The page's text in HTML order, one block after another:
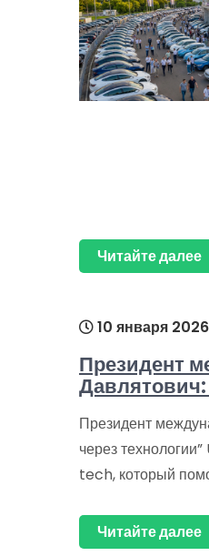
Читайте далее
10 января 2026
Президент
Президент
через
tech, который
Читайте далее